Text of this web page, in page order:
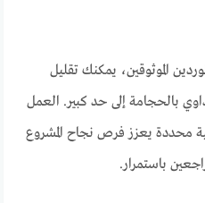
الموثوقين، يمكنك تقليل
بالحجامة إلى حد كبير. العمل
محددة يعزز فرص نجاح المشروع
باستمرار.